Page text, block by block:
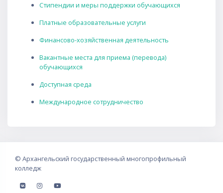
Стипендии и меры поддержки обучающихся
Платные образовательные услуги
Финансово-хозяйственная деятельность
Вакантные места для приема (перевода)
обучающихся
Доступная среда
Международное сотрудничество
© Архангельский государственный многопрофильный
колледж